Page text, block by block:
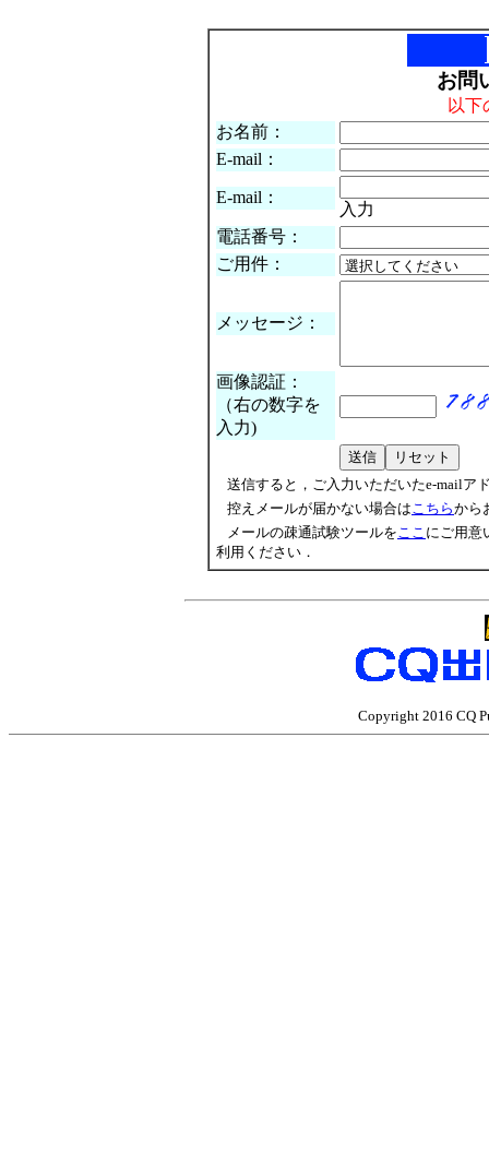
お問
以下
お名前：
E-mail：
E-mail：
入力
電話番号：
ご用件：
メッセージ：
画像認証：
（右の数字を
入力)
送信すると，ご入力いただいたe-mailア
控えメールが届かない場合はこちらから
メールの疎通試験ツールをここ にご用意
利用ください．
Copyright 2016 CQ